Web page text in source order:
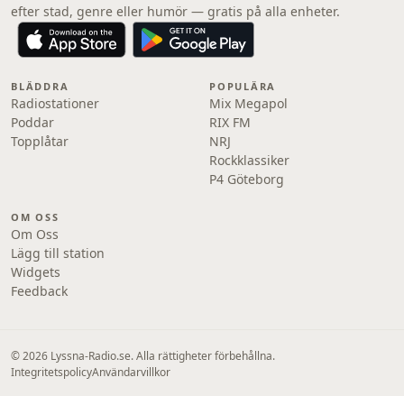
efter stad, genre eller humör — gratis på alla enheter.
BLÄDDRA
Radiostationer
Poddar
Topplåtar
POPULÄRA
Mix Megapol
RIX FM
NRJ
Rockklassiker
P4 Göteborg
OM OSS
Om Oss
Lägg till station
Widgets
Feedback
© 2026 Lyssna-Radio.se. Alla rättigheter förbehållna.
IntegritetspolicyAnvändarvillkor